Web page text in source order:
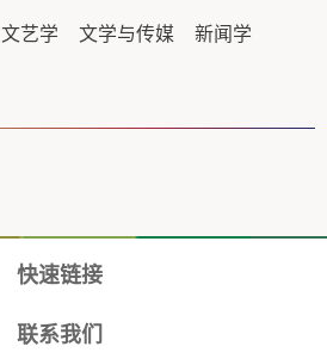
文艺学 文学与传媒 新闻学
快速链接
联系我们